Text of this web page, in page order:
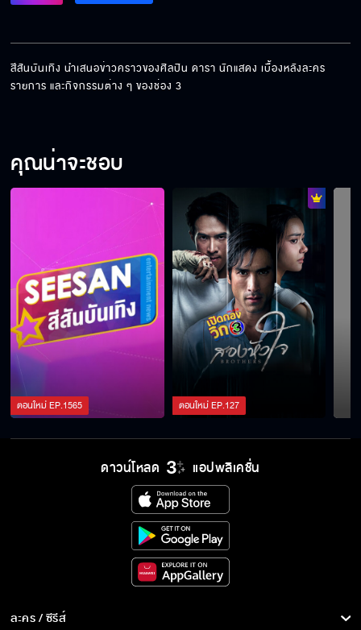
สีสันบันเทิง นำเสนอข่าวคราวของศิลปิน ดารา นักแสดง เบื้องหลังละคร
รายการ และกิจกรรมต่าง ๆ ของช่อง 3
คุณน่าจะชอบ
ตอนใหม่EP.1565 ตอนใหม่EP.127
ดาวน์โหลด แอปพลิเคชั่น
ละคร / ซีรีส์